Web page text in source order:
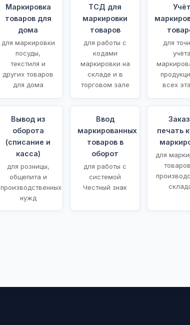
Маркировка
товаров для
дома
для маркировки
посуды,
текстиля и
других товаров
для дома
ТСД для
маркировки
товаров
для работы с
кодами
маркировки на
складе и в
торговом зале
Учёт
для
учёта
всех
Вывод из
оборота
(списание и
касса)
для розницы,
общепита и
производственных
нужд
Ввод
маркированных
товаров в
оборот
для работы с
системой
Честный знак
печать
для